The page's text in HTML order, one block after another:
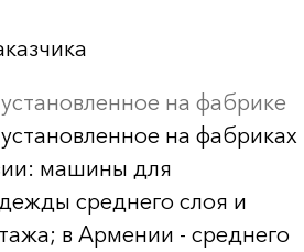
на фабрике
на фабриках
машины для
среднего слоя и
в Армении - среднего